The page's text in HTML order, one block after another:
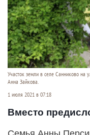
Участок земли в селе Санниково на
Анна Зайкова.
1 июля 2021 в 07:18
Вместо